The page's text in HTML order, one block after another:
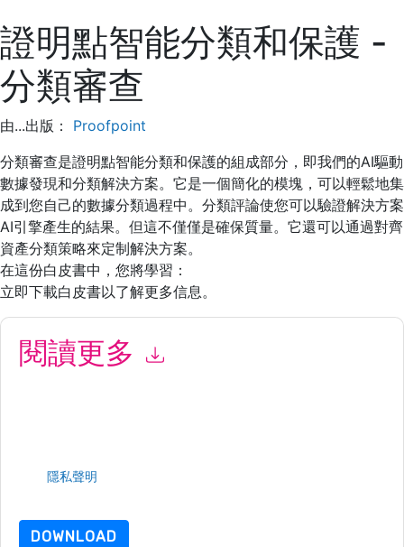
證明點智能分類和保護 -
分類審查
由...出版： Proofpoint
分類審查是證明點智能分類和保護的組成部分，即我們的AI驅動
數據發現和分類解決方案。它是一個簡化的模塊，可以輕鬆地集
成到您自己的數據分類過程中。分類評論使您可以驗證解決方案
AI引擎產生的結果。但這不僅僅是確保質量。它還可以通過對齊
資產分類策略來定制解決方案。
在這份白皮書中，您將學習：
立即下載白皮書以了解更多信息。
閱讀更多
隱私聲明
DOWNLOAD